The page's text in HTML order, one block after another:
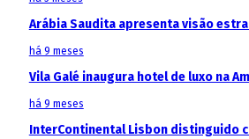
Arábia Saudita apresenta visão
há 9 meses
Vila Galé inaugura hotel de luxo na
há 9 meses
InterContinental Lisbon distinguido